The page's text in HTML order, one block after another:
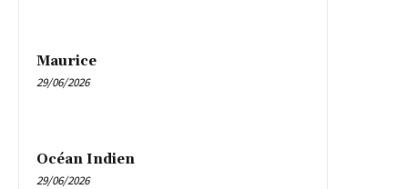
Maurice
29/06/2026
Océan Indien
29/06/2026